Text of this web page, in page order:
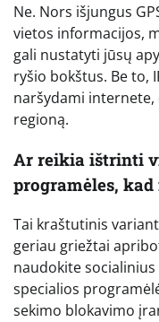
Ne. Nors išjungus
vietos informacijos,
gali nustatyti jūsų
ryšio bokštus. Be to,
naršydami internete,
regioną.
Ar reikia ištrinti
programėles,
Tai kraštutinis
geriau griežtai
naudokite
specialios
sekimo blokavimo